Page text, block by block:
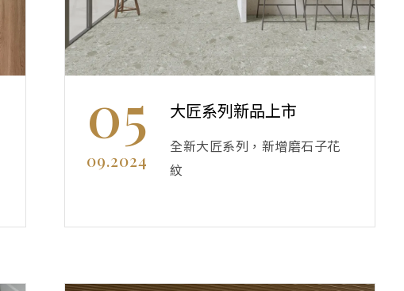
05
09.2024
大匠系列新品上市
全新大匠系列，新增磨石子花
紋